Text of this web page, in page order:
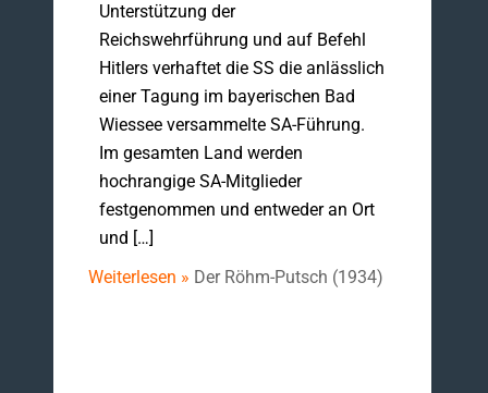
Unterstützung der
Reichswehrführung und auf Befehl
Hitlers verhaftet die SS die anlässlich
einer Tagung im bayerischen Bad
Wiessee versammelte SA-Führung.
Im gesamten Land werden
hochrangige SA-Mitglieder
festgenommen und entweder an Ort
und […]
Weiterlesen » Der Röhm-Putsch (1934)